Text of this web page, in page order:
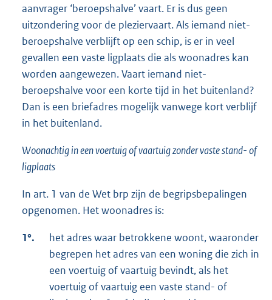
aanvrager ‘beroepshalve’ vaart. Er is dus geen
uitzondering voor de pleziervaart. Als iemand niet-
beroepshalve verblijft op een schip, is er in veel
gevallen een vaste ligplaats die als woonadres kan
worden aangewezen. Vaart iemand niet-
beroepshalve voor een korte tijd in het buitenland?
Dan is een briefadres mogelijk vanwege kort verblijf
in het buitenland.
Woonachtig in een voertuig of vaartuig zonder vaste stand- of
ligplaats
In art. 1 van de Wet brp zijn de begripsbepalingen
opgenomen. Het woonadres is:
1°.
het adres waar betrokkene woont, waaronder
begrepen het adres van een woning die zich in
een voertuig of vaartuig bevindt, als het
voertuig of vaartuig een vaste stand- of